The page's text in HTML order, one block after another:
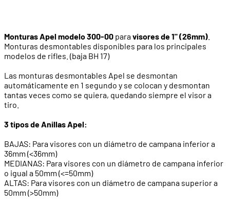
Monturas Apel modelo 300-00 paravisores de 1" (26mm)
Monturas desmontables disponibles para los principales
modelos de rifles. (baja BH 17)
Las monturas desmontables Apel se desmontan
automáticamente en 1 segundo y se colocan y desmontan
tantas veces como se quiera, quedando siempre el visor a
tiro.
3 tipos de Anillas Apel:
BAJAS: Para visores con un diámetro de campana inferior a
36mm (<36mm)
MEDIANAS: Para visores con un diámetro de campana inferior
o igual a 50mm (<=50mm)
ALTAS: Para visores con un diámetro de campana superior a
50mm (>50mm)